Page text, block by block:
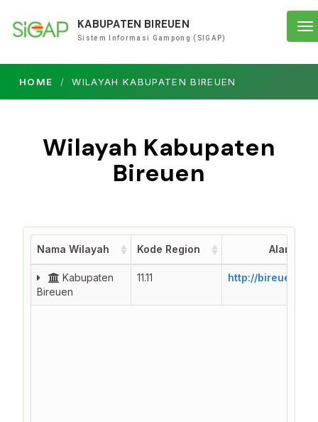
KABUPATEN BIREUEN
Sistem Informasi Gampong (SIGAP)
HOME WILAYAH KABUPATEN BIREUEN
Wilayah Kabupaten
Bireuen
Nama Wilayah Kode Region Alamat
Nama Wilayah Kode Region Alamat
Kabupaten
Bireuen
11.11 http://